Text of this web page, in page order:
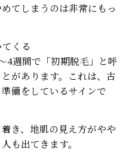
てしまうのは非常にもっ
くる
4週間で「初期脱毛」と呼
があります。これは、古
備をしているサインで
き、地肌の見え方がやや
も出てきます。